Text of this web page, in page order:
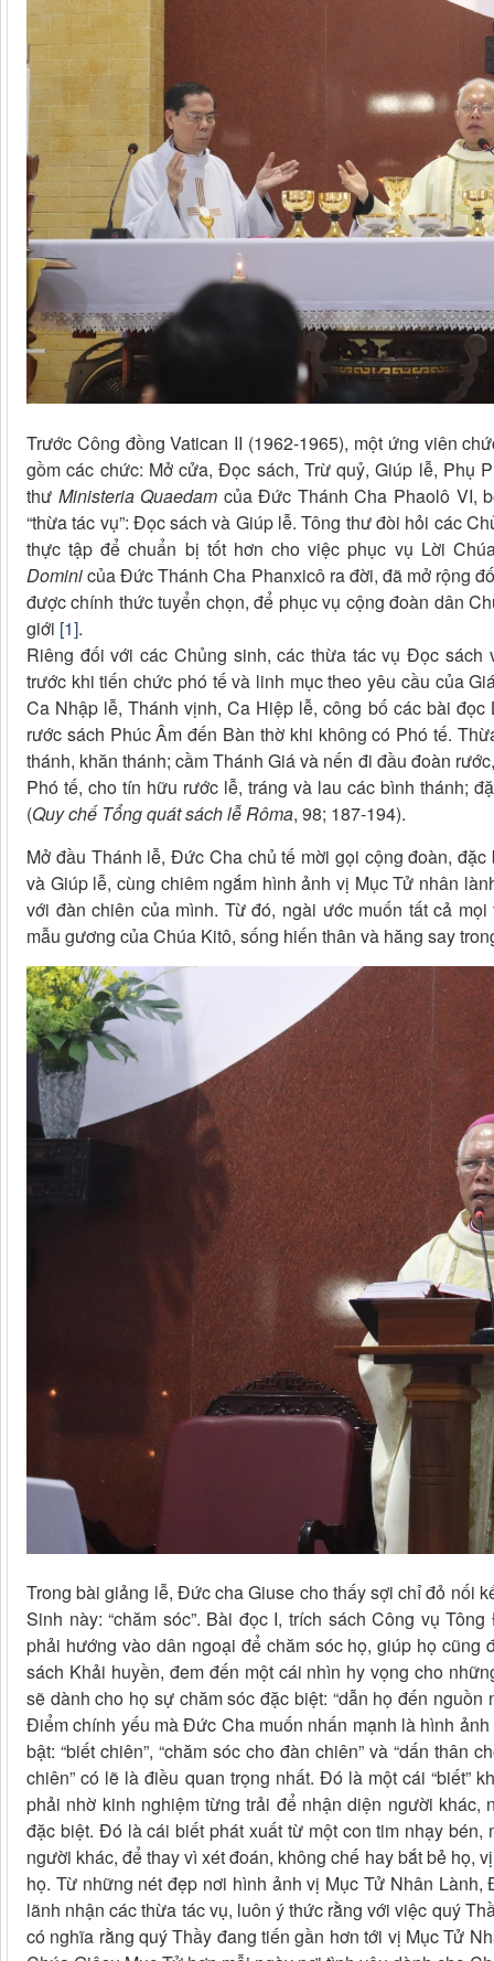
Trước Công đồng Vatican II (1962-1965), một ứng viên
gồm các chức: Mở cửa, Đọc sách, Trừ quỷ, Giúp lễ, Phụ
thư Ministeria Quaedam của Đức Thánh Cha Phaolô VI,
“thừa tác vụ”: Đọc sách và Giúp lễ. Tông thư đòi hỏi các
thực tập để chuẩn bị tốt hơn cho việc phục vụ Lời
Dominicủa Đức Thánh Cha Phanxicô ra đời, đã mở rộng
được chính thức tuyển chọn, để phục vụ cộng đoàn dân
giới [1].
Riêng đối với các Chủng sinh, các thừa tác vụ Đọc
trước khi tiến chức phó tế và linh mục theo yêu cầu của
Ca Nhập lễ, Thánh vịnh, Ca Hiệp lễ, công bố các bài
rước sách Phúc Âm đến Bàn thờ khi không có Phó tế.
thánh, khăn thánh; cầm Thánh Giá và nến đi đầu đoàn
Phó tế, cho tín hữu rước lễ, tráng và lau các bình thánh;
(Quy chế Tổng quát sách lễ Rôma, 98; 187-194).
Mở đầu Thánh lễ, Đức Cha chủ tế mời gọi cộng đoàn,
và Giúp lễ, cùng chiêm ngắm hình ảnh vị Mục Tử nhân
với đàn chiên của mình. Từ đó, ngài ước muốn tất cả
mẫu gương của Chúa Kitô, sống hiến thân và hăng say
Trong bài giảng lễ, Đức cha Giuse cho thấy sợi chỉ đỏ nối
Sinh này: “chăm sóc”. Bài đọc I, trích sách Công vụ
phải hướng vào dân ngoại để chăm sóc họ, giúp họ
sách Khải huyền, đem đến một cái nhìn hy vọng cho
sẽ dành cho họ sự chăm sóc đặc biệt: “dẫn họ đến nguồn
Điểm chính yếu mà Đức Cha muốn nhấn mạnh là hình
bật: “biết chiên”, “chăm sóc cho đàn chiên” và “dấn thân
chiên” có lẽ là điều quan trọng nhất. Đó là một cái “biết”
phải nhờ kinh nghiệm từng trải để nhận diện người khác,
đặc biệt. Đó là cái biết phát xuất từ một con tim nhạy
người khác, để thay vì xét đoán, không chế hay bắt bẻ họ,
họ. Từ những nét đẹp nơi hình ảnh vị Mục Tử Nhân
lãnh nhận các thừa tác vụ, luôn ý thức rằng với việc quý
có nghĩa rằng quý Thầy đang tiến gần hơn tới vị Mục Tử